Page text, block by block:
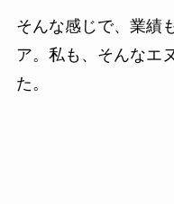
そんな感じで、業績
ア。私も、そんなエ
た。